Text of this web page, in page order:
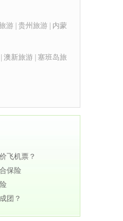
游 贵州旅游
内蒙
澳新旅游 塞班岛旅
飞机票？
保险
团？